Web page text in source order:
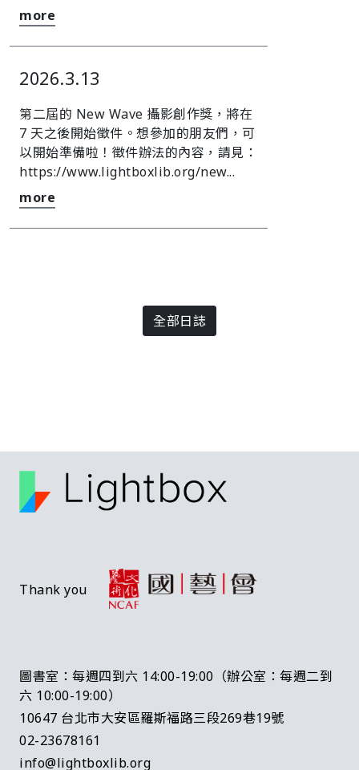
more
2026.3.13
第二屆的 New Wave 攝影創作獎，將在
7 天之後開始徵件。󠀠󠀠󠀠想參加的朋友們，可
以開始準備啦！󠀠󠀠󠀠徵件辦法的內容，請見：
https://www.lightboxlib.org/new...
more
全部日誌
Thank you
圖書室：每週四到六 14:00-19:00（辦公室：每週二到
六 10:00-19:00）
10647 台北市大安區羅斯福路三段269巷19號
02-23678161
info@lightboxlib.org